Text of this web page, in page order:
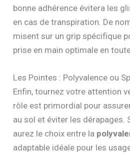
bonne adhérence évitera les
en cas de transpiration. De
misent sur un grip spécifique
prise en main optimale en
Les Pointes : Polyvalence ou
Enfin, tournez votre attention
rôle est primordial pour
au sol et éviter les dérapages.
aurez le choix entre la
adaptable idéale pour les